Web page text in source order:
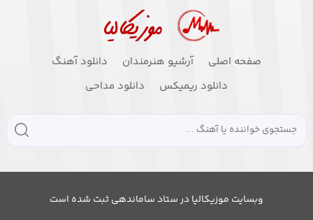
صفحه اصلی آرشیو هنرمندان
دانلود آهنگ
دانلود ریمیکس
دانلود مداحی
وبسایت موزیکالیا در ستاد ساماندهی ثبت شده است